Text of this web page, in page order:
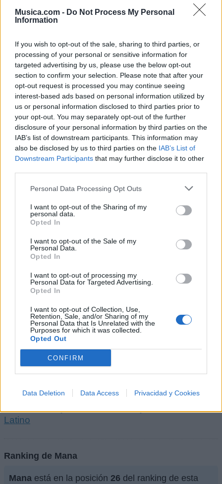
Musica.com - Do Not Process My Personal
Information
If you wish to opt-out of the sale, sharing to third parties, or
processing of your personal or sensitive information for
targeted advertising by us, please use the below opt-out
section to confirm your selection. Please note that after your
opt-out request is processed you may continue seeing
interest-based ads based on personal information utilized by
us or personal information disclosed to third parties prior to
your opt-out. You may separately opt-out of the further
disclosure of your personal information by third parties on the
IAB’s list of downstream participants. This information may
also be disclosed by us to third parties on the IAB’s List of
Downstream Participants that may further disclose it to other
Personal Data Processing Opt Outs
I want to opt-out of the Sharing of my
personal data.
Opted In
I want to opt-out of the Sale of my
Personal Data.
Opted In
I want to opt-out of processing my
Personal Data for Targeted Advertising.
Opted In
I want to opt-out of Collection, Use,
Retention, Sale, and/or Sharing of my
Personal Data that Is Unrelated with the
Purposes for which it was collected.
Opted Out
CONFIRM
Data Deletion Data Access Privacidad y Cookies
* Letra añadida por
+ Mana
Letra Oye Mi Amor
Letra Corazón Espinado
Letra En El Muelle De San Blas
Letra Labios Compartidos
Letra Te Lloré Todo Un Río
Letra Mariposa Traicionera
+ Letras de Mana
Discografía Biografía Curiosidades
Biografía de Mana
Latino
Ranking de Mana
Mana está en la posición 26 del ranking de esta